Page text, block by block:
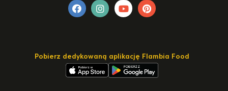
Pobierz dedykowaną aplikację Flambia Food